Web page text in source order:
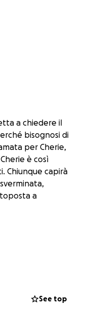
a chiedere il
bisognosi di
per Cherie,
è così
Chiunque capirà
a
See top